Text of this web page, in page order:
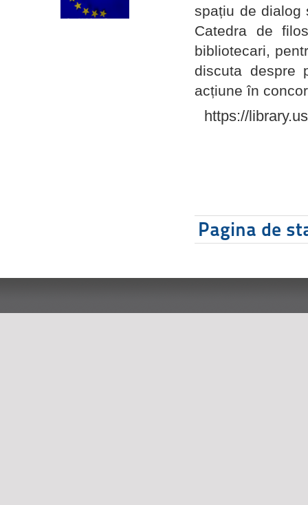
spațiu de dialog
Catedra de
bibliotecari,
discuta despre
acțiune în
https://
Pagina de